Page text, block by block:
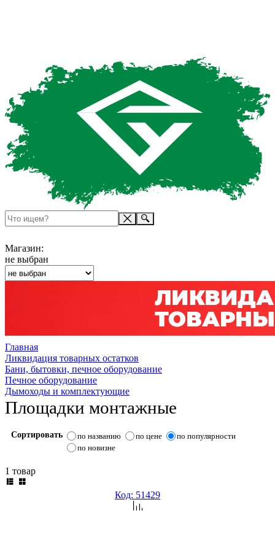
Магазин:
не выбран
Главная
Ликвидация товарных остатков
Бани, бытовки, печное оборудование
Печное оборудование
Дымоходы и комплектующие
Площадки монтажные
Сортировать по названию по цене
по популярности
по новизне
1 товар
Код: 51429